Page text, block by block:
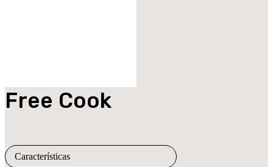
Free Cook
Características